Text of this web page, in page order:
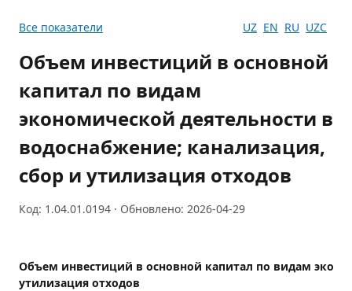
Все показатели UZ EN RU UZC
Объем инвестиций в основной
капитал по видам
экономической деятельности в
водоснабжение; канализация,
сбор и утилизация отходов
Код: 1.04.01.0194 · Обновлено: 2026-04-29
Объем инвестиций в основной капитал по видам
утилизация отходов